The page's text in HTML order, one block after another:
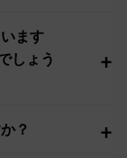
ます
しょう
+
？ +